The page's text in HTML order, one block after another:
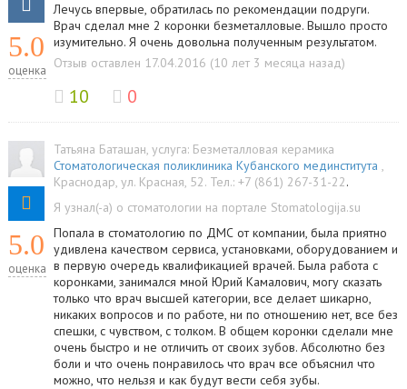
5.0
оценка
Лечусь впервые, обратилась по рекомендации подруги.
Врач сделал мне 2 коронки безметалловые. Вышло просто
изумительно. Я очень довольна полученным результатом.
Отзыв оставлен 17.04.2016 (10 лет 3 месяца назад)
10 0
5.0
оценка
Татьяна Баташан, услуга: Безметалловая керамика
Стоматологическая поликлиника Кубанского мединститута ,
Краснодар, ул. Красная, 52. Тел.: +7 (861) 267-31-22.
Я узнал(-а) о стоматологии на портале Stomatologija.su
Попала в стоматологию по ДМС от компании, была приятно
удивлена качеством сервиса, установками, оборудованием и
в первую очередь квалификацией врачей. Была работа с
коронками, занимался мной Юрий Камалович, могу сказать
только что врач высшей категории, все делает шикарно,
никаких вопросов и по работе, ни по отношению нет, все без
спешки, с чувством, с толком. В общем коронки сделали мне
очень быстро и не отличить от своих зубов. Абсолютно без
боли и что очень понравилось что врач все объяснил что
можно, что нельзя и как будут вести себя зубы.